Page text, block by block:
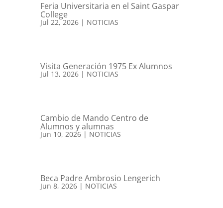
Feria Universitaria en el Saint Gaspar
College
Jul 22, 2026| NOTICIAS
Visita Generación 1975 Ex Alumnos
Jul 13, 2026| NOTICIAS
Cambio de Mando Centro de
Alumnos y alumnas
Jun 10, 2026| NOTICIAS
Beca Padre Ambrosio Lengerich
Jun 8, 2026| NOTICIAS